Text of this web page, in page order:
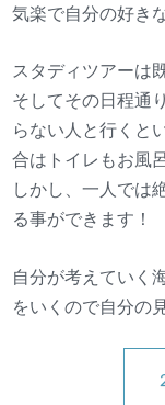
気楽で自分の好き
スタディツアーは
そしてその日程通
らない人と行くと
合はトイレもお風
しかし、一人では
る事ができます！
自分が考えていく
をいくので自分の